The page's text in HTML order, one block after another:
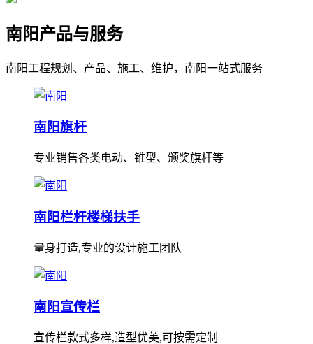
南阳产品与服务
南阳工程规划、产品、施工、维护，南阳一站式服务
南阳旗杆
专业销售各类电动、锥型、颁奖旗杆等
南阳栏杆楼梯扶手
量身打造,专业的设计施工团队
南阳宣传栏
宣传栏款式多样,造型优美,可按需定制